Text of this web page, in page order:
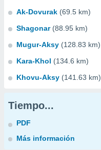
Ak-Dovurak (69.5 km)
Shagonar (88.95 km)
Mugur-Aksy (128.83 km)
Kara-Khol (134.6 km)
Khovu-Aksy (141.63 km)
Tiempo...
PDF
Más información